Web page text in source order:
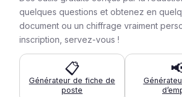
quelques questions et obtenez en
document ou un chiffrage vraiment
inscription, servez-vous !
📋
Générateur de fiche de
poste